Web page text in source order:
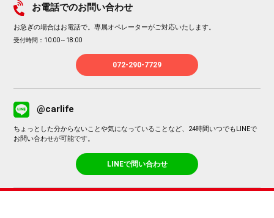
お電話でのお問い合わせ
お急ぎの場合はお電話で。専属オペレーターがご対応いたします。
受付時間：10:00～18:00
072-290-7729
@carlife
ちょっとした分からないことや気になっていることなど、24時間いつでもLINEで
お問い合わせが可能です。
LINEで問い合わせ